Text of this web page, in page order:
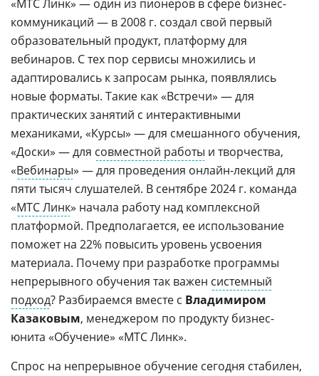
«МТС Линк» — один из пионеров в сфере бизнес-
коммуникаций — в 2008 г. создал свой первый
образовательный продукт, платформу для
вебинаров. С тех пор сервисы множились и
адаптировались к запросам рынка, появлялись
новые форматы. Такие как «Встречи» —для
практических занятий с интерактивными
механиками, «Курсы» —для смешанного обучения,
«Доски» —для совместной работы и творчества,
«Вебинары» — для проведения онлайн-лекций для
пяти тысяч слушателей. В сентябре 2024 г. команда
«МТС Линк» начала работу над комплексной
платформой. Предполагается, ее использование
поможет на 22% повысить уровень усвоения
материала. Почему при разработке программы
непрерывного обучения так важен системный
подход? Разбираемся вместе с Владимиром
Казаковым, менеджером по продукту бизнес-
юнита «Обучение» «МТС Линк».
Спрос на непрерывное обучение сегодня стабилен,